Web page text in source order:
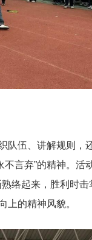
队伍、讲解规则，
言弃”的精神。活
络起来，胜利时
上的精神风貌。